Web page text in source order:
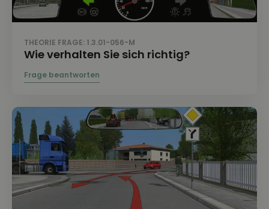
THEORIE FRAGE: 1.3.01-056-M
Wie verhalten Sie sich richtig?